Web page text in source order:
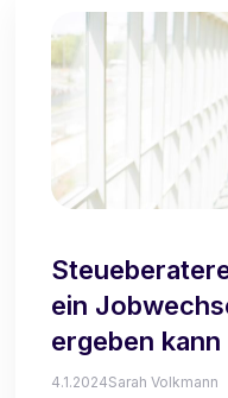
ein
ergeben kann
4.1.2024Sarah Volkmann